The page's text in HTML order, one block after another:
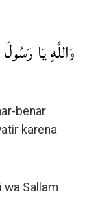
وَاللَّهِ يَا
benar
karena
wa Sallam